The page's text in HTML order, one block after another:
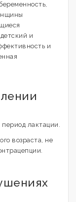
и
и
лактации.
возраста, не